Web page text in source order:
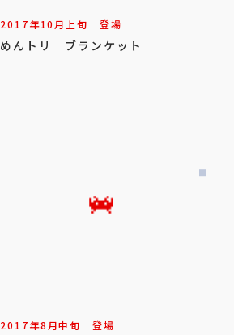
2017年10月上旬 登場
めんトリ ブランケット
2017年8月中旬 登場